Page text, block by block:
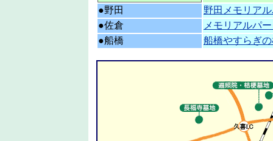
●野田
野田メモリア
●佐倉
メモリアルパ
●船橋
船橋やすらぎ